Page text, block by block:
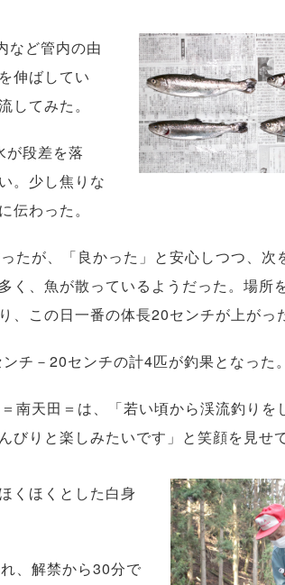
など管内の由
伸ばしてい
てみた。
段差を落
。少し焦りな
わった。
たが、「良かった」と安心しつつ、次
く、魚が散っているようだった。場所
この日一番の体長20センチが上がっ
チ－20センチの計4匹が釣果となった。
南天田＝は、「若い頃から渓流釣りを
りと楽しみたいです」と笑顔を見せて
くほくとした白身
、解禁から30分で